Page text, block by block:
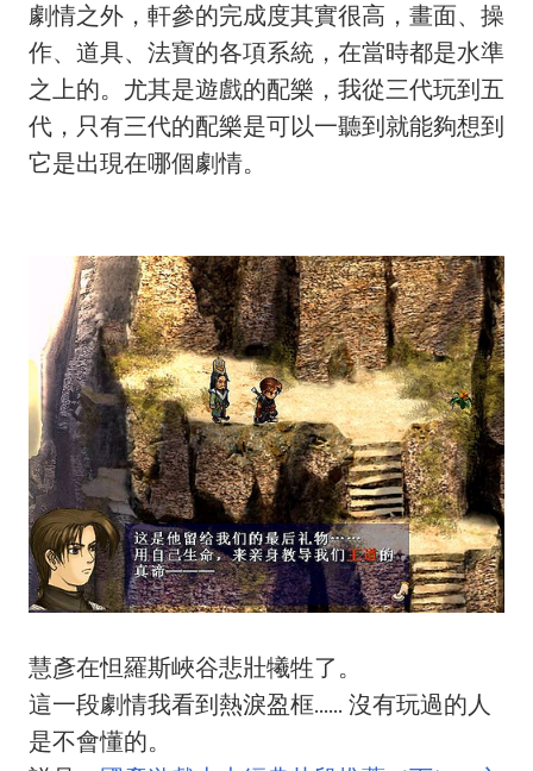
劇情之外，軒參的完成度其實很高，畫面、操
作、道具、法寶的各項系統，在當時都是水準
之上的。尤其是遊戲的配樂，我從三代玩到五
代，只有三代的配樂是可以一聽到就能夠想到
它是出現在哪個劇情。
慧彥在怛羅斯峽谷悲壯犧牲了。
這一段劇情我看到熱淚盈框...... 沒有玩過的人
是不會懂的。